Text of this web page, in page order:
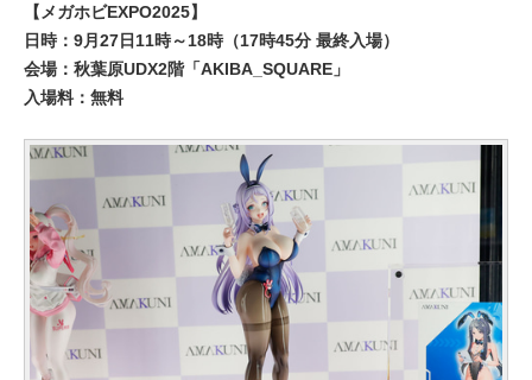
【メガホビEXPO2025】
日時：9月27日11時～18時（17時45分 最終入場）
会場：秋葉原UDX2階「AKIBA_SQUARE」
入場料：無料